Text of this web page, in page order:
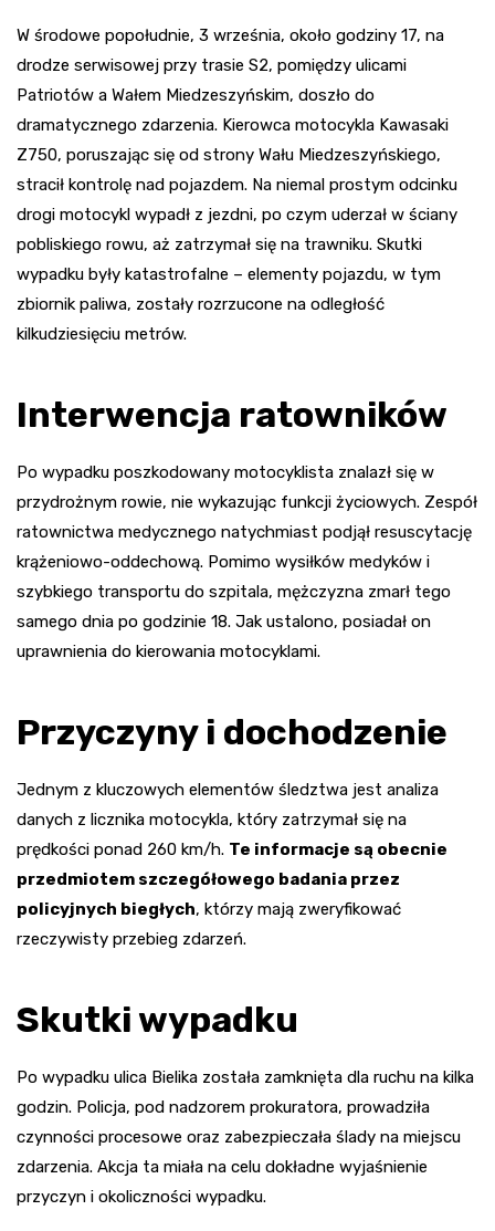
W środowe popołudnie, 3 września, około godziny 17, na
drodze serwisowej przy trasie S2, pomiędzy ulicami
Patriotów a Wałem Miedzeszyńskim, doszło do
dramatycznego zdarzenia. Kierowca motocykla Kawasaki
Z750, poruszając się od strony Wału Miedzeszyńskiego,
stracił kontrolę nad pojazdem. Na niemal prostym odcinku
drogi motocykl wypadł z jezdni, po czym uderzał w ściany
pobliskiego rowu, aż zatrzymał się na trawniku. Skutki
wypadku były katastrofalne – elementy pojazdu, w tym
zbiornik paliwa, zostały rozrzucone na odległość
kilkudziesięciu metrów.
Interwencja ratowników
Po wypadku poszkodowany motocyklista znalazł się w
przydrożnym rowie, nie wykazując funkcji życiowych. Zespół
ratownictwa medycznego natychmiast podjął resuscytację
krążeniowo-oddechową. Pomimo wysiłków medyków i
szybkiego transportu do szpitala, mężczyzna zmarł tego
samego dnia po godzinie 18. Jak ustalono, posiadał on
uprawnienia do kierowania motocyklami.
Przyczyny i dochodzenie
Jednym z kluczowych elementów śledztwa jest analiza
danych z licznika motocykla, który zatrzymał się na
prędkości ponad 260 km/h. Te informacje są obecnie
przedmiotem szczegółowego badania przez
policyjnych biegłych, którzy mają zweryfikować
rzeczywisty przebieg zdarzeń.
Skutki wypadku
Po wypadku ulica Bielika została zamknięta dla ruchu na kilka
godzin. Policja, pod nadzorem prokuratora, prowadziła
czynności procesowe oraz zabezpieczała ślady na miejscu
zdarzenia. Akcja ta miała na celu dokładne wyjaśnienie
przyczyn i okoliczności wypadku.